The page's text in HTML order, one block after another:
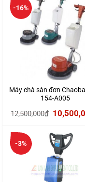
-16%
Máy chà sàn đơn
154-A005
12,500,000₫ Giá
gốc
là:
-3%